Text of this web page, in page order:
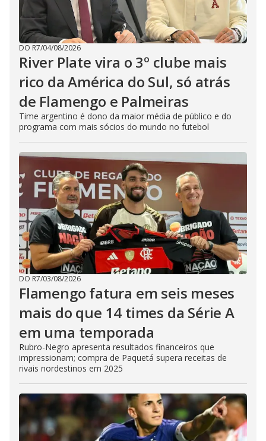
DO R7/04/08/2026
River Plate vira o 3º clube mais
rico da América do Sul, só atrás
de Flamengo e Palmeiras
Time argentino é dono da maior média de público e do
programa com mais sócios do mundo no futebol
DO R7/03/08/2026
Flamengo fatura em seis meses
mais do que 14 times da Série A
em uma temporada
Rubro-Negro apresenta resultados financeiros que
impressionam; compra de Paquetá supera receitas de
rivais nordestinos em 2025